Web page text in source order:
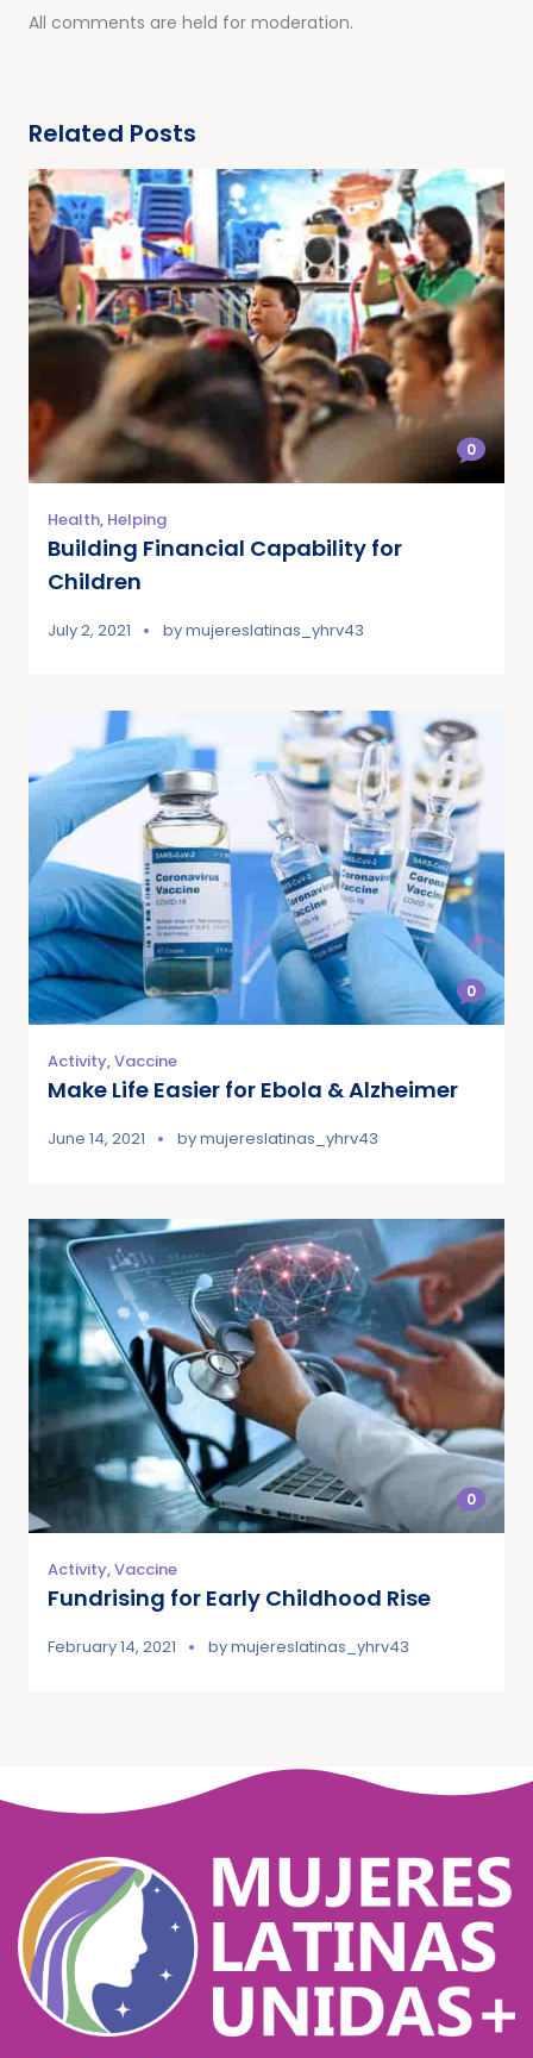
All comments are held for moderation.
Related Posts
0
Health, Helping
Building Financial Capability for
Children
July 2, 2021 bymujereslatinas_yhrv43
0
Activity,Vaccine
Make Life Easier for Ebola & Alzheimer
June 14, 2021 bymujereslatinas_yhrv43
0
Activity,Vaccine
Fundrising for Early Childhood Rise
February 14, 2021 bymujereslatinas_yhrv43